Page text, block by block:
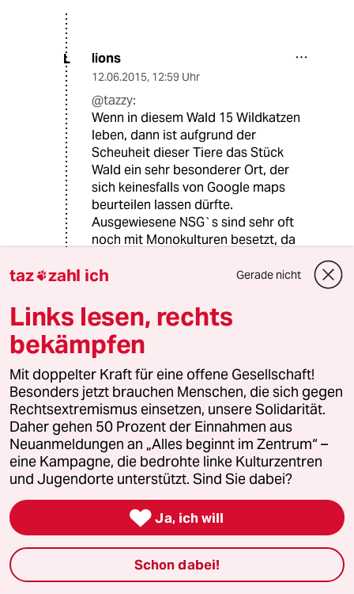
L lions
12.06.2015, 12:59 Uhr
@tazzy:
Wenn in diesem Wald 15 Wildkatzen
leben, dann ist aufgrund der
Scheuheit dieser Tiere das Stück
Wald ein sehr besonderer Ort, der
sich keinesfalls von Google maps
beurteilen lassen dürfte.
Ausgewiesene NSG`s sind sehr oft
noch mit Monokulturen besetzt, da
handelte; Dieses Argument könnse
T tazzy
12.06.2015,03:58 Uhr
@tazzy:
Und wenn man sich das Waldgebiet
weiter unten ansieht, sieht man, dass
dort die Landstraße L827 quer durch
den ganzen Wald geführt wurde!
Oben beeinträchtigt auch noch die
Landstraßen L614 das Waldgebiet.
Offenbar hatte niemand ein Problem
damit, die Natur für Straßen zu
zerstören.
taz zahl ich Gerade nicht
Links lesen, rechts
bekämpfen
Mit doppelter Kraft für eine offene Gesellschaft!
Besonders jetzt brauchen Menschen, die sich gegen
Rechtsextremismus einsetzen, unsere Solidarität.
Daher gehen 50 Prozent der Einnahmen aus
Neuanmeldungen an „Alles beginnt im Zentrum“ –
eine Kampagne, die bedrohte linke Kulturzentren
und Jugendorte unterstützt. Sind Sie dabei?
 Ja, ich will
Schon dabei!